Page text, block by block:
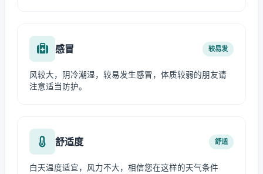
感冒 较易发
风较大，阴冷潮湿，较易发生感冒，体质较弱的朋友请
注意适当防护。
舒适度 舒适
白天温度适宜，风力不大，相信您在这样的天气条件